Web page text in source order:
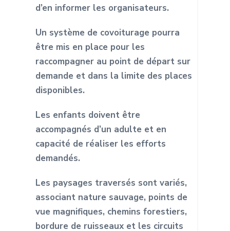
d’en informer les organisateurs.
Un système de covoiturage pourra
être mis en place pour les
raccompagner au point de départ sur
demande et dans la limite des places
disponibles.
Les enfants doivent être
accompagnés d’un adulte et en
capacité de réaliser les efforts
demandés.
Les paysages traversés sont variés,
associant nature sauvage, points de
vue magnifiques, chemins forestiers,
bordure de ruisseaux et les circuits